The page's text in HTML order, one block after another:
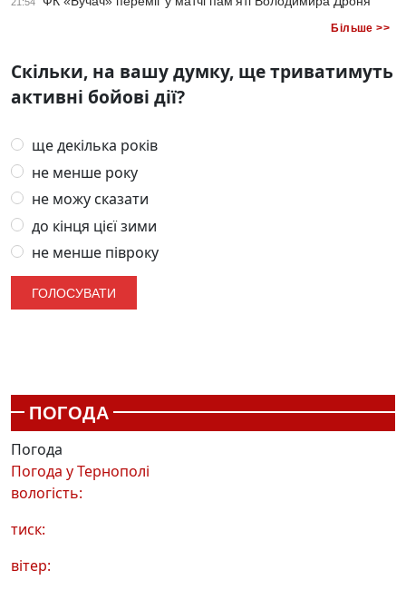
Більше >>
Скільки, на вашу думку, ще триватимуть
активні бойові дії?
ще декілька років
не менше року
не можу сказати
до кінця цієї зими
не менше півроку
ПОГОДА
Погода
Погода уТернополі
вологість:
тиск:
вітер: